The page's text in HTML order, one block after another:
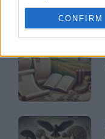
CONFIRM